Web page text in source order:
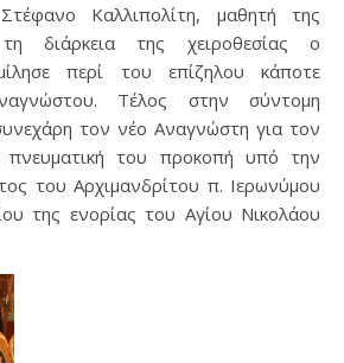
Καλλιπολίτη, μαθητή της
διάρκεια της χειροθεσίας ο
περί του επίζηλου κάποτε
Τέλος στην σύντομη
τον νέο Αναγνώστη για τον
του προκοπή υπό την
του Αρχιμανδρίτου π. Ιερωνύμου
της ενορίας του Αγίου Νικολάου